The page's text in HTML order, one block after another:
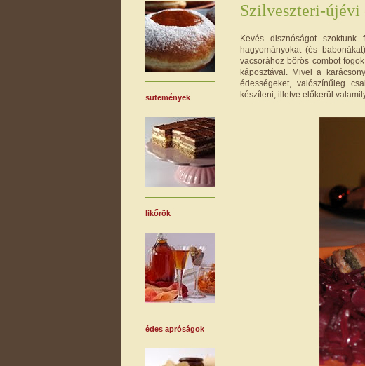
Szilveszteri-újévi
Kevés disznóságot
hagyományokat (és
vacsorához bőrös combot
káposztával. Mivel a
édességeket, valószínűleg
készíteni, illetve előkerül
sütemények
likőrök
édes apróságok